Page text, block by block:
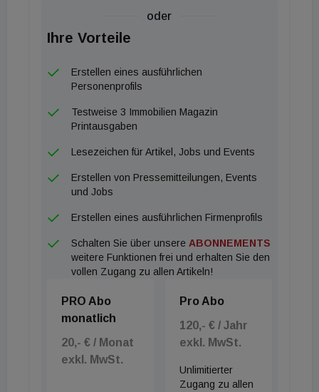
auch, ob Kreditgeber – darunter die Raiffeisen
Bank International – über die tatsächliche
Verwendung der Mittel getäuscht worden sein
könnten. Die Ermittlungen dauern an.
Supernova verkaufte 23 Kika-Leiner-
Immobilien schreitet weiter voran. Die Grazer
Immobiliengruppe Supernova hat bislang 23 der
insgesamt 37 ehemaligen Möbelhaus-Standorte
Eigentum des Unternehmens.
Sechs dieser Standorte entwickelt Supernova
selbst weiter. Aus ehemaligen Kika-
beziehungsweise Leiner-Filialen entstanden bereits
die Shopping-Center Supernova Villach und
oder
Ihre Vorteile
Erstellen eines ausführlichen
Personenprofils
Testweise 3 Immobilien Magazin
Printausgaben
Lesezeichen für Artikel, Jobs und Events
Erstellen von Pressemitteilungen, Events
und Jobs
Erstellen eines ausführlichen Firmenprofils
Schalten Sie über unsere ABONNEMENTS
weitere Funktionen frei und erhalten Sie den
vollen Zugang zu allen Artikeln!
PRO Abo
monatlich
20,- € / Monat
exkl. MwSt.
Pro Abo
120,- € / Jahr
exkl. MwSt.
Unlimitierter
Zugang zu allen